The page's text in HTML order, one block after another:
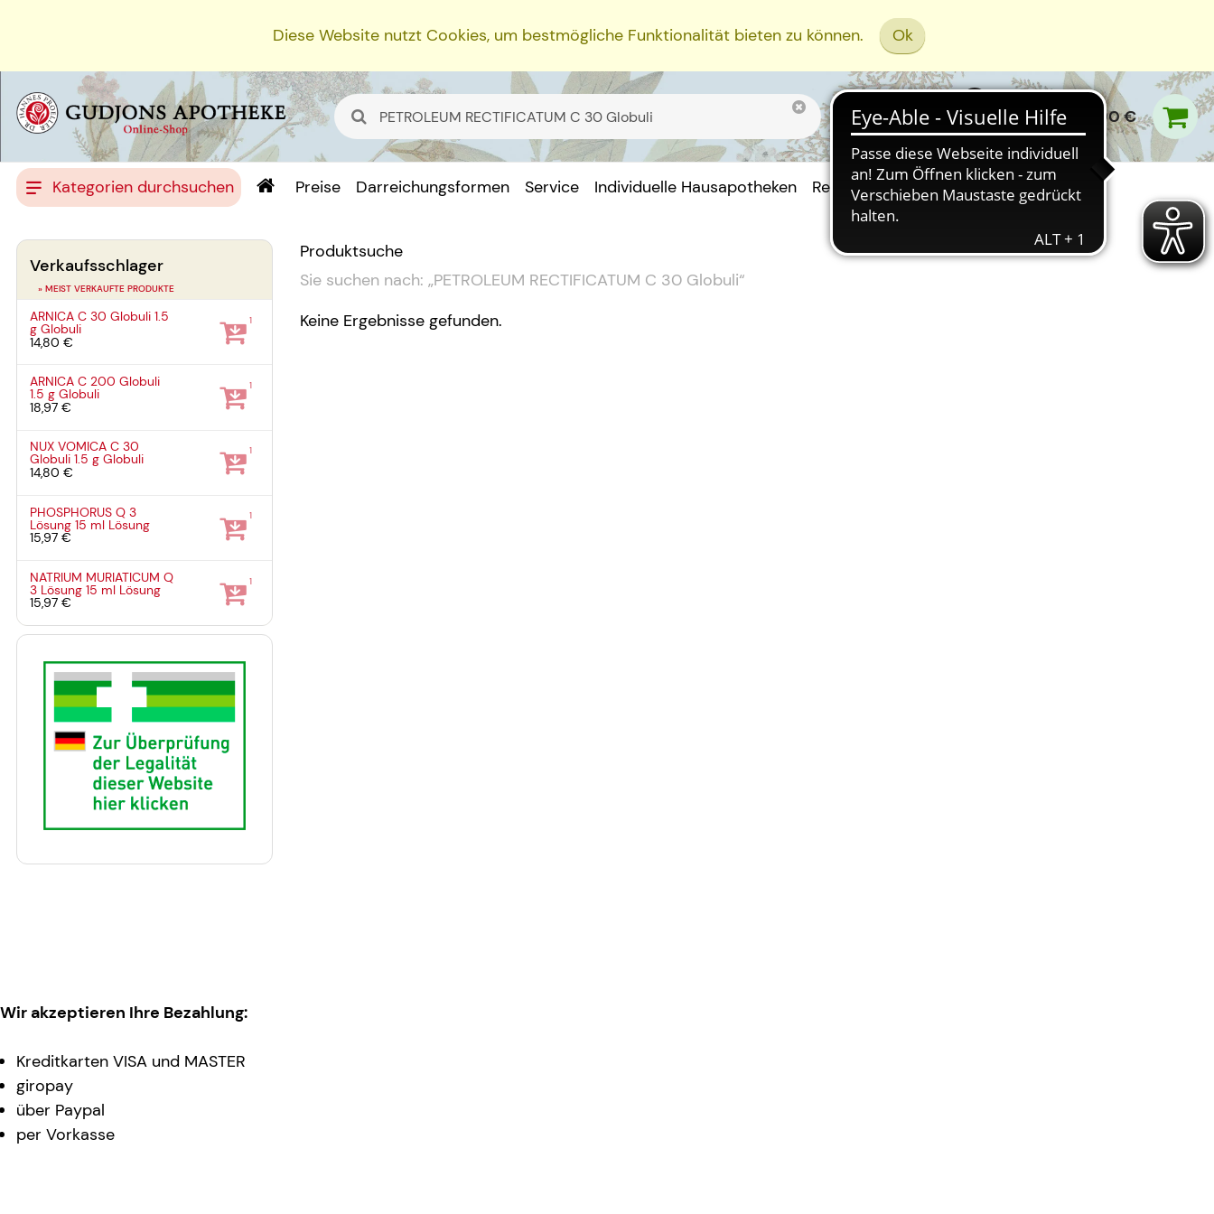
Diese Website nutzt Cookies, um bestmögliche Funktionalität bieten zu können. Ok
0,00 €
Kategorien durchsuchen Preise Darreichungsformen Service Individuelle Hausapotheken Rezept Einreichen
Produktsuche
Sie suchen nach: „PETROLEUM RECTIFICATUM C 30 Globuli“
Keine Ergebnisse gefunden.
Verkaufsschlager
» MEIST VERKAUFTE PRODUKTE
ARNICA C 30 Globuli1.5
gGlobuli
14,80 €
1
ARNICA C 200 Globuli
1.5 gGlobuli
18,97 €
1
NUX VOMICA C 30
Globuli1.5 gGlobuli
14,80 €
1
PHOSPHORUS Q 3
Lösung15 ml Lösung
15,97 €
1
NATRIUM MURIATICUM Q
3 Lösung15 ml Lösung
15,97 €
1
Wir akzeptieren Ihre Bezahlung:
Kreditkarten VISA und MASTER
giropay
über Paypal
per Vorkasse